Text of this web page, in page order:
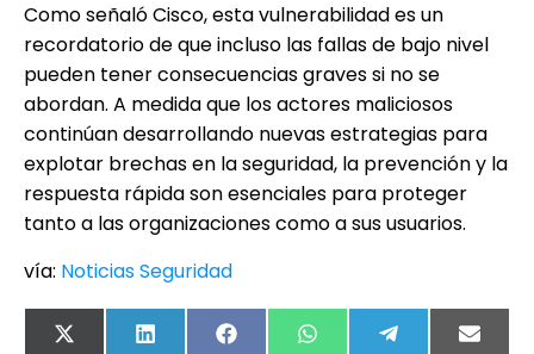
Como señaló Cisco, esta vulnerabilidad es un
recordatorio de que incluso las fallas de bajo nivel
pueden tener consecuencias graves si no se
abordan. A medida que los actores maliciosos
continúan desarrollando nuevas estrategias para
explotar brechas en la seguridad, la prevención y la
respuesta rápida son esenciales para proteger
tanto a las organizaciones como a sus usuarios.
vía: Noticias Seguridad
X LinkedIn FacebookWhatsApp TelegramEmail